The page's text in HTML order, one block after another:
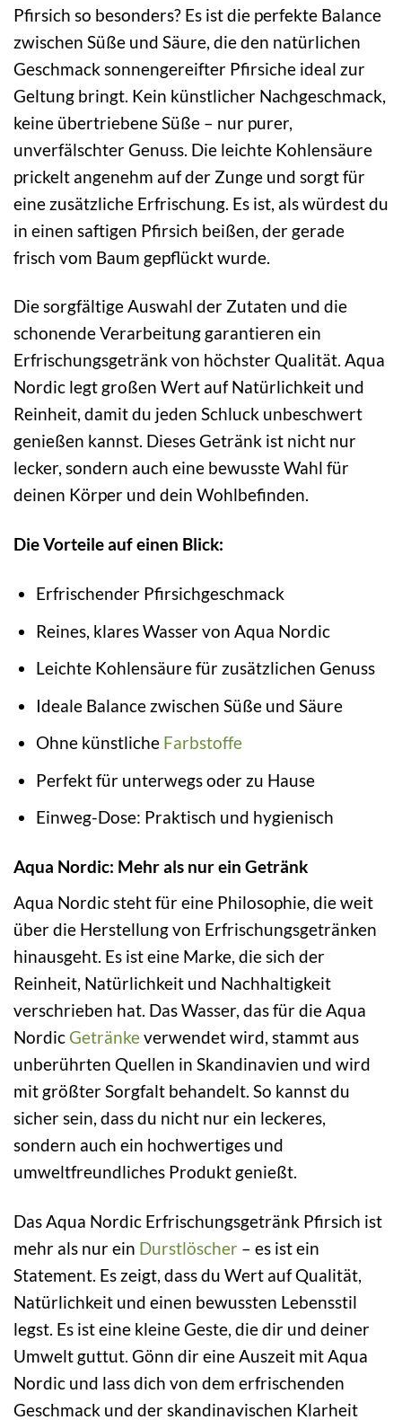
Pfirsich so besonders? Es ist die perfekte Balance
zwischen Süße und Säure, die den natürlichen
Geschmack sonnengereifter Pfirsiche ideal zur
Geltung bringt. Kein künstlicher Nachgeschmack,
keine übertriebene Süße – nur purer,
unverfälschter Genuss. Die leichte Kohlensäure
prickelt angenehm auf der Zunge und sorgt für
eine zusätzliche Erfrischung. Es ist, als würdest du
in einen saftigen Pfirsich beißen, der gerade
frisch vom Baum gepflückt wurde.
Die sorgfältige Auswahl der Zutaten und die
schonende Verarbeitung garantieren ein
Erfrischungsgetränk von höchster Qualität. Aqua
Nordic legt großen Wert auf Natürlichkeit und
Reinheit, damit du jeden Schluck unbeschwert
genießen kannst. Dieses Getränk ist nicht nur
lecker, sondern auch eine bewusste Wahl für
deinen Körper und dein Wohlbefinden.
Die Vorteile auf einen Blick:
Erfrischender Pfirsichgeschmack
Reines, klares Wasser von Aqua Nordic
Leichte Kohlensäure für zusätzlichen Genuss
Ideale Balance zwischen Süße und Säure
Ohne künstliche Farbstoffe
Perfekt für unterwegs oder zu Hause
Einweg-Dose: Praktisch und hygienisch
Aqua Nordic: Mehr als nur ein Getränk
Aqua Nordic steht für eine Philosophie, die weit
über die Herstellung von Erfrischungsgetränken
hinausgeht. Es ist eine Marke, die sich der
Reinheit, Natürlichkeit und Nachhaltigkeit
verschrieben hat. Das Wasser, das für die Aqua
Nordic Getränkeverwendet wird, stammt aus
unberührten Quellen in Skandinavien und wird
mit größter Sorgfalt behandelt. So kannst du
sicher sein, dass du nicht nur ein leckeres,
sondern auch ein hochwertiges und
umweltfreundliches Produkt genießt.
Das Aqua Nordic Erfrischungsgetränk Pfirsich ist
mehr als nur ein Durstlöscher – es ist ein
Statement. Es zeigt, dass du Wert auf Qualität,
Natürlichkeit und einen bewussten Lebensstil
legst. Es ist eine kleine Geste, die dir und deiner
Umwelt guttut. Gönn dir eine Auszeit mit Aqua
Nordic und lass dich von dem erfrischenden
Geschmack und der skandinavischen Klarheit